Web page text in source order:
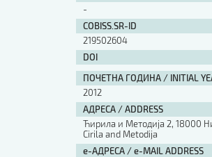
-
COBISS.SR-ID
219502604
DOI
ПОЧЕТНА ГОДИНА / INITIAL
2012
АДРЕСА / ADDRESS
Ћирила и Методија 2, 18000
Cirila and Metodija
е-АДРЕСА / e-MAIL ADDRESS